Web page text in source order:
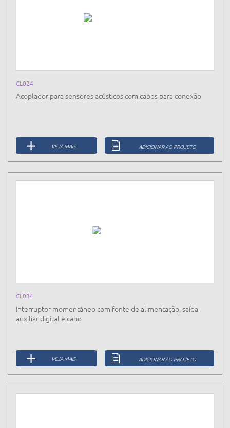
CL024
Acoplador para sensores acústicos com cabos para conexão
VEJA MAIS ADICIONAR AO PROJETO
CL034
Interruptor momentâneo com fonte de alimentação, saída
auxiliar digital e cabo
VEJA MAIS ADICIONAR AO PROJETO